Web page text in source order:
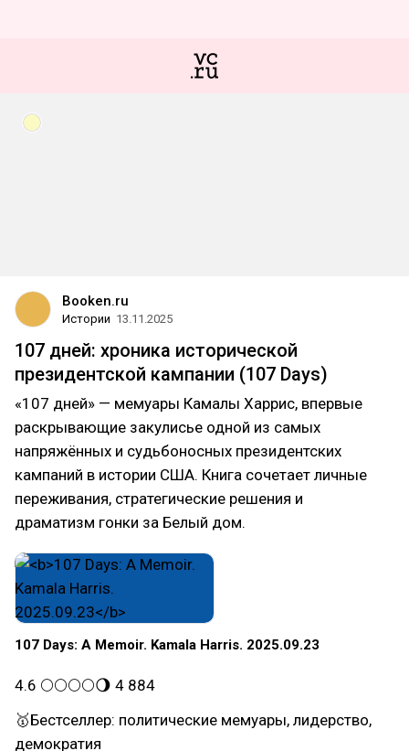
Booken.ru
Истории 13.11.2025
107 дней: хроника исторической
президентской кампании (107 Days)
«107 дней» — мемуары Камалы Харрис, впервые
раскрывающие закулисье одной из самых
напряжённых и судьбоносных президентских
кампаний в истории США. Книга сочетает личные
переживания, стратегические решения и
драматизм гонки за Белый дом.
107 Days: A Memoir. Kamala Harris. 2025.09.23
4.6 🌕🌕🌕🌕🌖 4 884
🥇Бестселлер: политические мемуары, лидерство,
демократия